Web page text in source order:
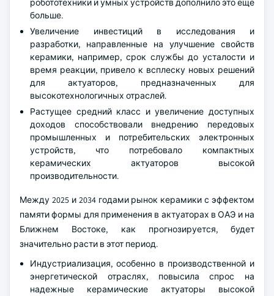
робототехники и умных устройств дополнило это еще
больше.
Увеличение инвестиций в исследования и
разработки, направленные на улучшение свойств
керамики, например, срок службы до усталости и
время реакции, привело к всплеску новых решений
для актуаторов, предназначенных для
высокотехнологичных отраслей.
Растущее средний класс и увеличение доступных
доходов способствовали внедрению передовых
промышленных и потребительских электронных
устройств, что потребовало компактных
керамических актуаторов высокой
производительности.
Между 2025 и 2034 годами рынок керамики с эффектом
памяти формы для применения в актуаторах в ОАЭ и на
Ближнем Востоке, как прогнозируется, будет
значительно расти в этот период.
Индустриализация, особенно в производственной и
энергетической отраслях, повысила спрос на
надежные керамические актуаторы высокой